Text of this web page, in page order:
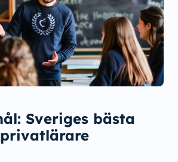
Sveriges bästa
privatlärare